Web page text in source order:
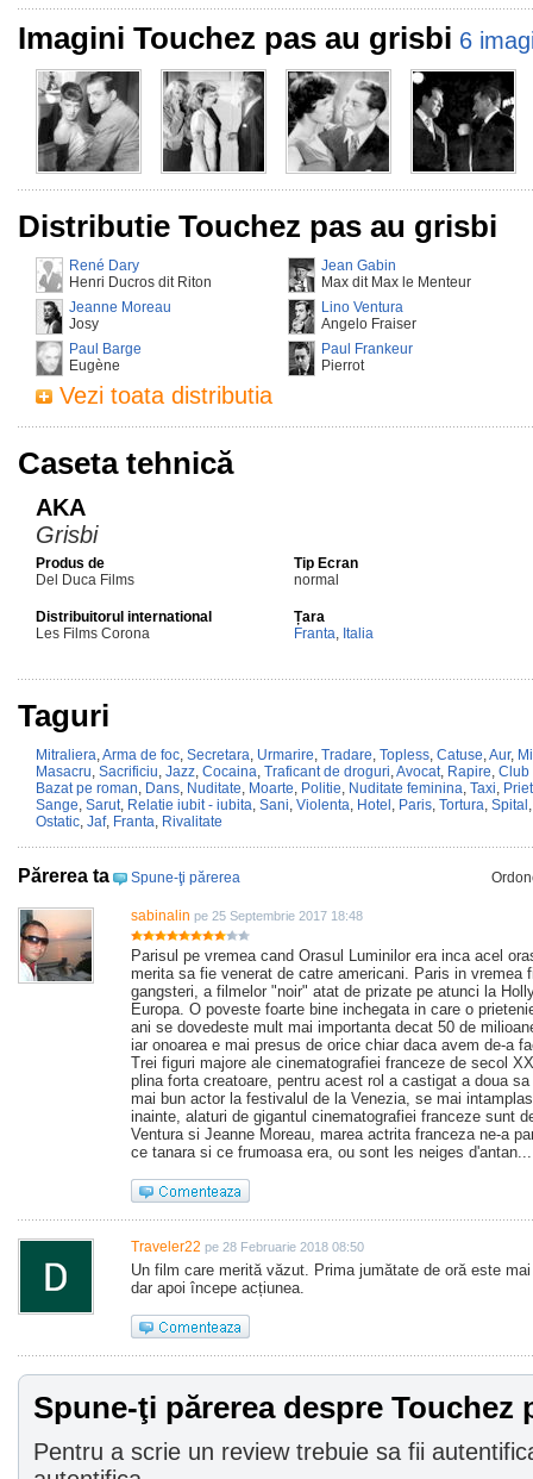
Imagini Touchez pas au grisbi 6
Distributie Touchez pas au grisbi
René Dary
Henri Ducros dit Riton
Jean Gabin
Max dit Max le Menteur
Jeanne Moreau
Josy
Lino Ventura
Angelo Fraiser
Paul Barge
Eugène
Paul Frankeur
Pierrot
Vezi toata distributia
Caseta tehnică
AKA
Grisbi
Produs de
Del Duca Films
Tip Ecran
normal
Distribuitorul international
Les Films Corona
Țara
Franta, Italia
Taguri
Mitraliera,Arma de foc, Secretara, Urmarire, Tradare, Topless, Catuse,Aur,
Masacru, Sacrificiu, Jazz, Cocaina, Traficant de droguri,Avocat, Rapire, Club
Bazat pe roman, Dans, Nuditate, Moarte, Politie, Nuditate feminina, Taxi,
Sange, Sarut, Relatie iubit - iubita, Sani, Violenta, Hotel , Paris, Tortura, Spital
Ostatic, Jaf, Franta, Rivalitate
Părerea ta Spune-ţi părerea
sabinalin pe 25 Septembrie 2017 18:48
Parisul pe vremea cand Orasul Luminilor era inca acel
merita sa fie venerat de catre americani. Paris in vremea
gangsteri, a filmelor "noir" atat de prizate pe atunci la
Europa. O poveste foarte bine inchegata in care o
ani se dovedeste mult mai importanta decat 50 de
iar onoarea e mai presus de orice chiar daca avem de-a
Trei figuri majore ale cinematografiei franceze de secol
plina forta creatoare, pentru acest rol a castigat a doua
mai bun actor la festivalul de la Venezia, se mai
inainte, alaturi de gigantul cinematografiei franceze sunt
Ventura si Jeanne Moreau, marea actrita franceza ne-a
ce tanara si ce frumoasa era, ou sont les neiges d'antan...
Traveler22 pe 28 Februarie 2018 08:50
Un film care merită văzut. Prima jumătate de oră este
dar apoi începe acțiunea.
Spune-ţi părerea despre Touchez
Pentru a scrie un review trebuie sa fii